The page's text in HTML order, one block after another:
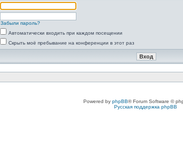
Забыли пароль?
Автоматически входить при каждом посещении
Скрыть моё пребывание на конференции в этот раз
Powered by phpBB® Forum Software ©
Русская поддержка phpBB